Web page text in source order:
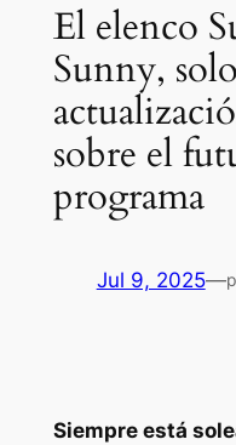
El elenco
Sunny,
sobre el
programa
Jul 9, 2025—
Siempre está